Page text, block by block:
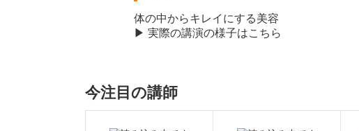
体の中からキレイにする美容
▶ 実際の講演の様子はこちら
今注目の講師